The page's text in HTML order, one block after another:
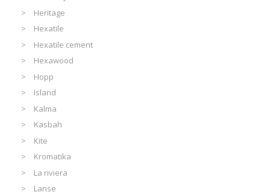
Heritage
Hexatile
Hexatile cement
Hexawood
Hopp
Island
Kalma
Kasbah
Kite
Kromatika
La riviera
Lanse